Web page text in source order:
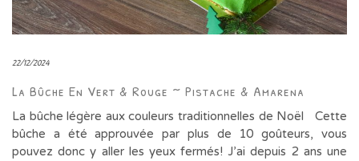
22/12/2024
La Bûche En Vert & Rouge ~ Pistache & Amarena
La bûche légère aux couleurs traditionnelles de Noël Cette
bûche a été approuvée par plus de 10 goûteurs, vous
pouvez donc y aller les yeux fermés! J’ai depuis 2 ans une